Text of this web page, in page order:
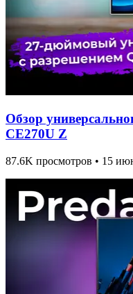
Обзор
CE270U Z
87.6K просмотров • 15